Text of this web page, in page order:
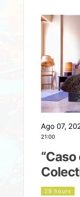
Ago 07,
21:00
29 hours